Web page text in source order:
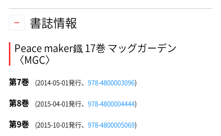
書誌情報
Peace maker鐡 17巻 マッグガーデン
〈MGC〉
第7巻 (2014-05-01発行、 978-4800003096)
第8巻 (2015-04-01発行、 978-4800004444)
第9巻 (2015-10-01発行、 978-4800005069)